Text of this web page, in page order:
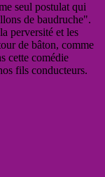
seul postulat qui
de baudruche".
perversité et les
de bâton, comme
cette comédie
fils conducteurs.